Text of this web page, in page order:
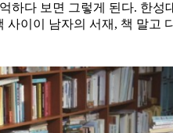
다 보면 그렇게 된다. 한성
이이 남자의 서재, 책 말고